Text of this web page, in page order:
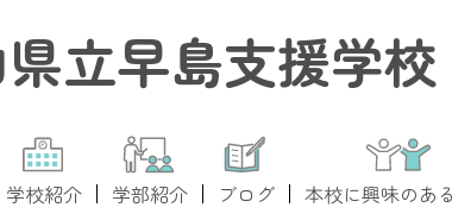
立早島支援学校
学校紹介 学部紹介 ブログ 本校に興味のあ